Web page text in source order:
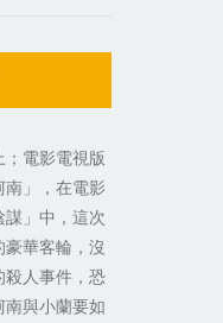
電影電視版
」，在電影
」中，這次
華客輪，沒
人事件，恐
與小蘭要如